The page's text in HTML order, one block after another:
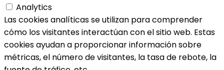
Analytics
Las cookies analíticas se utilizan para comprender
cómo los visitantes interactúan con el sitio web. Estas
cookies ayudan a proporcionar información sobre
métricas, el número de visitantes, la tasa de rebote, la